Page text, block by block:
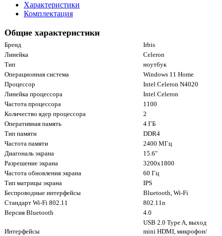
Характеристики
Комплектация
Общие характеристики
Бренд
Irbis
Линейка
Celeron
Тип
ноутбук
Операционная система
Windows 11 Home
Процессор
Intel Celeron N4020
Линейка процессора
Intel Celeron
Частота процессора
1100
Количество ядер процессора
2
Оперативная память
4 ГБ
Тип памяти
DDR4
Частота памяти
2400 МГц
Диагональ экрана
15.6"
Разрешение экрана
3200x1800
Частота обновления экрана
60 Гц
Тип матрицы экрана
IPS
Беспроводные интерфейсы
Bluetooth, Wi-Fi
Стандарт Wi-Fi 802.11
802.11n
Версия Bluetooth
4.0
Интерфейсы
USB 2.0 Type A, выход
mini HDMI, микрофон/